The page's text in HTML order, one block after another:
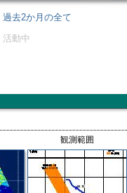
過去2か月の全て
活動中
観測範囲